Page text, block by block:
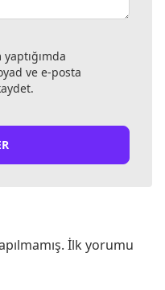
ve e-posta
İlk yorumu